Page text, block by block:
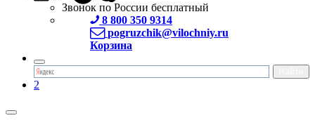
Звонок по России бесплатный
8 800 350 9314
pogruzchik@vilochniy.ru
Корзина
2